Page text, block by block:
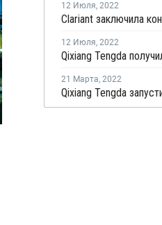
12 Июля, 2022
12 Июля, 2022
21 Марта, 2022